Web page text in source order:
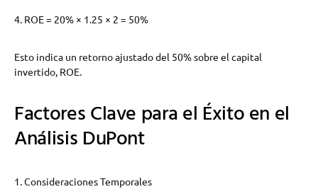
4. ROE = 20% × 1.25 × 2 = 50%
Esto indica un retorno ajustado del 50% sobre el capital
invertido, ROE.
Factores Clave para el Éxito en el
Análisis DuPont
1. Consideraciones Temporales